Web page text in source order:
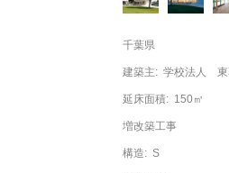
千葉県
建築主: 学校法人 東
延床面積: 150㎡
増改築工事
構造: S